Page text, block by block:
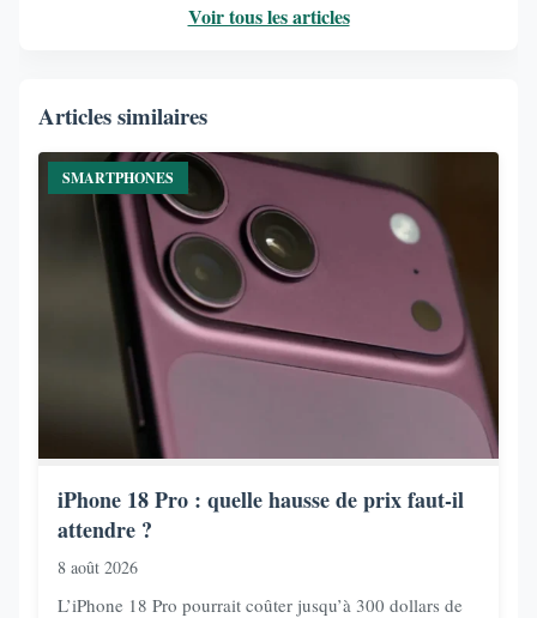
Voir tous les articles
Articles similaires
SMARTPHONES
iPhone 18 Pro : quelle hausse de prix faut-il
attendre ?
8 août 2026
L’iPhone 18 Pro pourrait coûter jusqu’à 300 dollars de